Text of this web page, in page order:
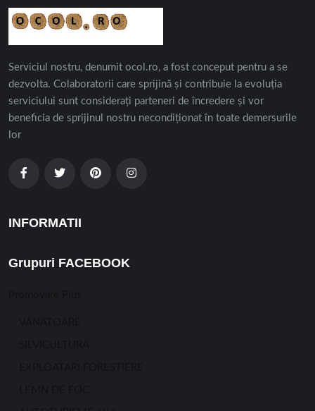
Serviciul nostru, denumit ocol.ro, a fost conceput pentru a se
dezvolta. Colaboratorii care sprijină și contribuie la evoluția
serviciului sunt considerați parteneri de încredere și vor
beneficia de sprijinul nostru necondiționat în toate demersurile
lor
INFORMATII
Grupuri FACEBOOK